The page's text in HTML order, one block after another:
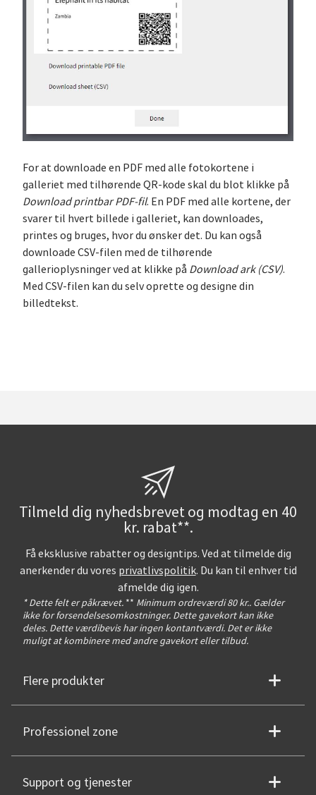
For at downloade en PDF med alle fotokortene i
galleriet med tilhørende QR-kode skal du blot klikke på
Download printbar PDF-fil. En PDF med alle kortene, der
svarer til hvert billede i galleriet, kan downloades,
printes og bruges, hvor du ønsker det. Du kan også
downloade CSV-filen med de tilhørende
gallerioplysninger ved at klikke på Download ark (CSV).
Med CSV-filen kan du selv oprette og designe din
billedtekst.
Tilmeld dig nyhedsbrevet og modtag en 40
kr. rabat**.
Få eksklusive rabatter og designtips. Ved at tilmelde dig
anerkender du vores privatlivspolitik. Du kan til enhver tid
afmelde dig igen.
* Dette felt er påkrævet. ** Minimum ordreværdi 80 kr.. Gælder
ikke for forsendelsesomkostninger. Dette gavekort kan ikke
deles. Dette værdibevis har ingen kontantværdi. Det er ikke
muligt at kombinere med andre gavekort eller tilbud.
Flere produkter
Professionel zone
Support og tjenester